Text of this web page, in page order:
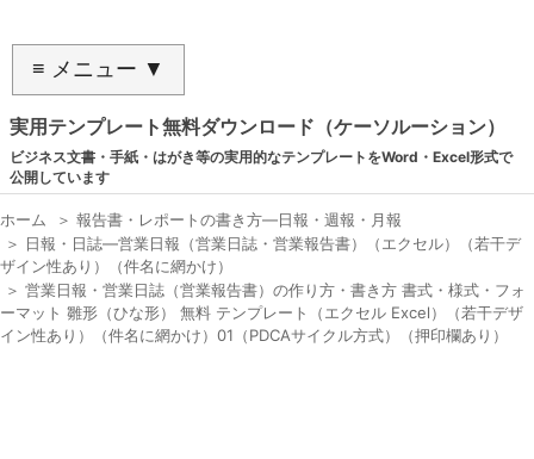
≡ メニュー ▼
実用テンプレート無料ダウンロード（ケーソルーション）
ビジネス文書・手紙・はがき等の実用的なテンプレートをWord・Excel形式で
公開しています
ホーム ＞ 報告書・レポートの書き方―日報・週報・月報
＞ 日報・日誌―営業日報（営業日誌・営業報告書）（エクセル）（若干デ
ザイン性あり）（件名に網かけ）
＞ 営業日報・営業日誌（営業報告書）の作り方・書き方 書式・様式・フォ
ーマット 雛形（ひな形） 無料 テンプレート（エクセル Excel）（若干デザ
イン性あり）（件名に網かけ）01（PDCAサイクル方式）（押印欄あり）